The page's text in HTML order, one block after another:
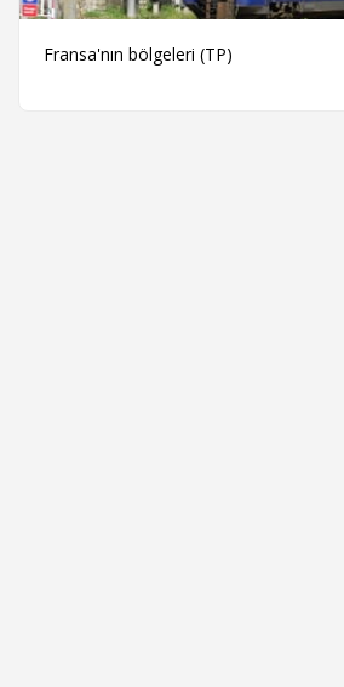
Fransa'nın bölgeleri (TP)